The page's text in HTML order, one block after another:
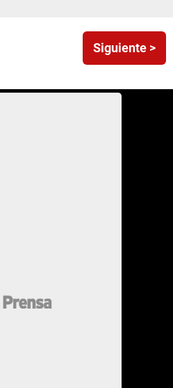
Siguiente >